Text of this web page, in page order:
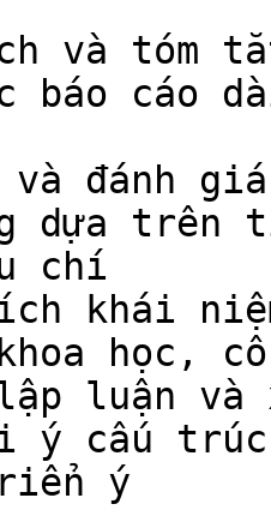
và tóm
báo cáo
và đánh
dựa trên
chí
khái
học,
luận và
ý cấu
ý